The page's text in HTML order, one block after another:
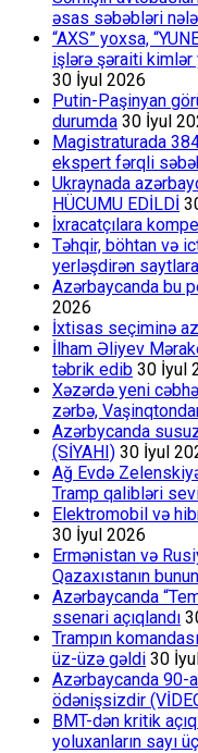
əsas səbəbləri
“AXS” yoxsa,
işlərə şəraiti
30 İyul 2026
Putin-Paşinyan
durumda 30 İyul
Magistraturada
ekspert fərqli
Ukraynada
HÜCUMU EDİLDİ
İxracatçılara
Təhqir, böhtan və
yerləşdirən
Azərbaycanda bu
2026
İxtisas seçiminə
İlham Əliyev
təbrik edib 30 İyul
Xəzərdə yeni
zərbə,
Azərbycanda
(SİYAHI) 30 İyul
Ağ Evdə
Tramp qalibləri
Elektromobil və
30 İyul 2026
Ermənistan və
Qazaxıstanın
Azərbaycanda
ssenari açıqlandı
Trampın
üz-üzə gəldi 30
Azərbaycanda 90-
ödənişsizdir
BMT-dən kritik
yoluxanların sayı